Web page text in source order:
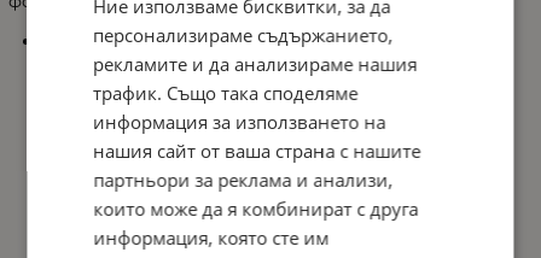
Размери на основата: 48 x 9.5 cm; форма – 7 cm.
Ние използваме бисквитки, за да
персонализираме съдържанието,
рекламите и да анализираме нашия
трафик. Също така споделяме
информация за използването на
нашия сайт от ваша страна с нашите
партньори за реклама и анализи,
които може да я комбинират с друга
информация, която сте им